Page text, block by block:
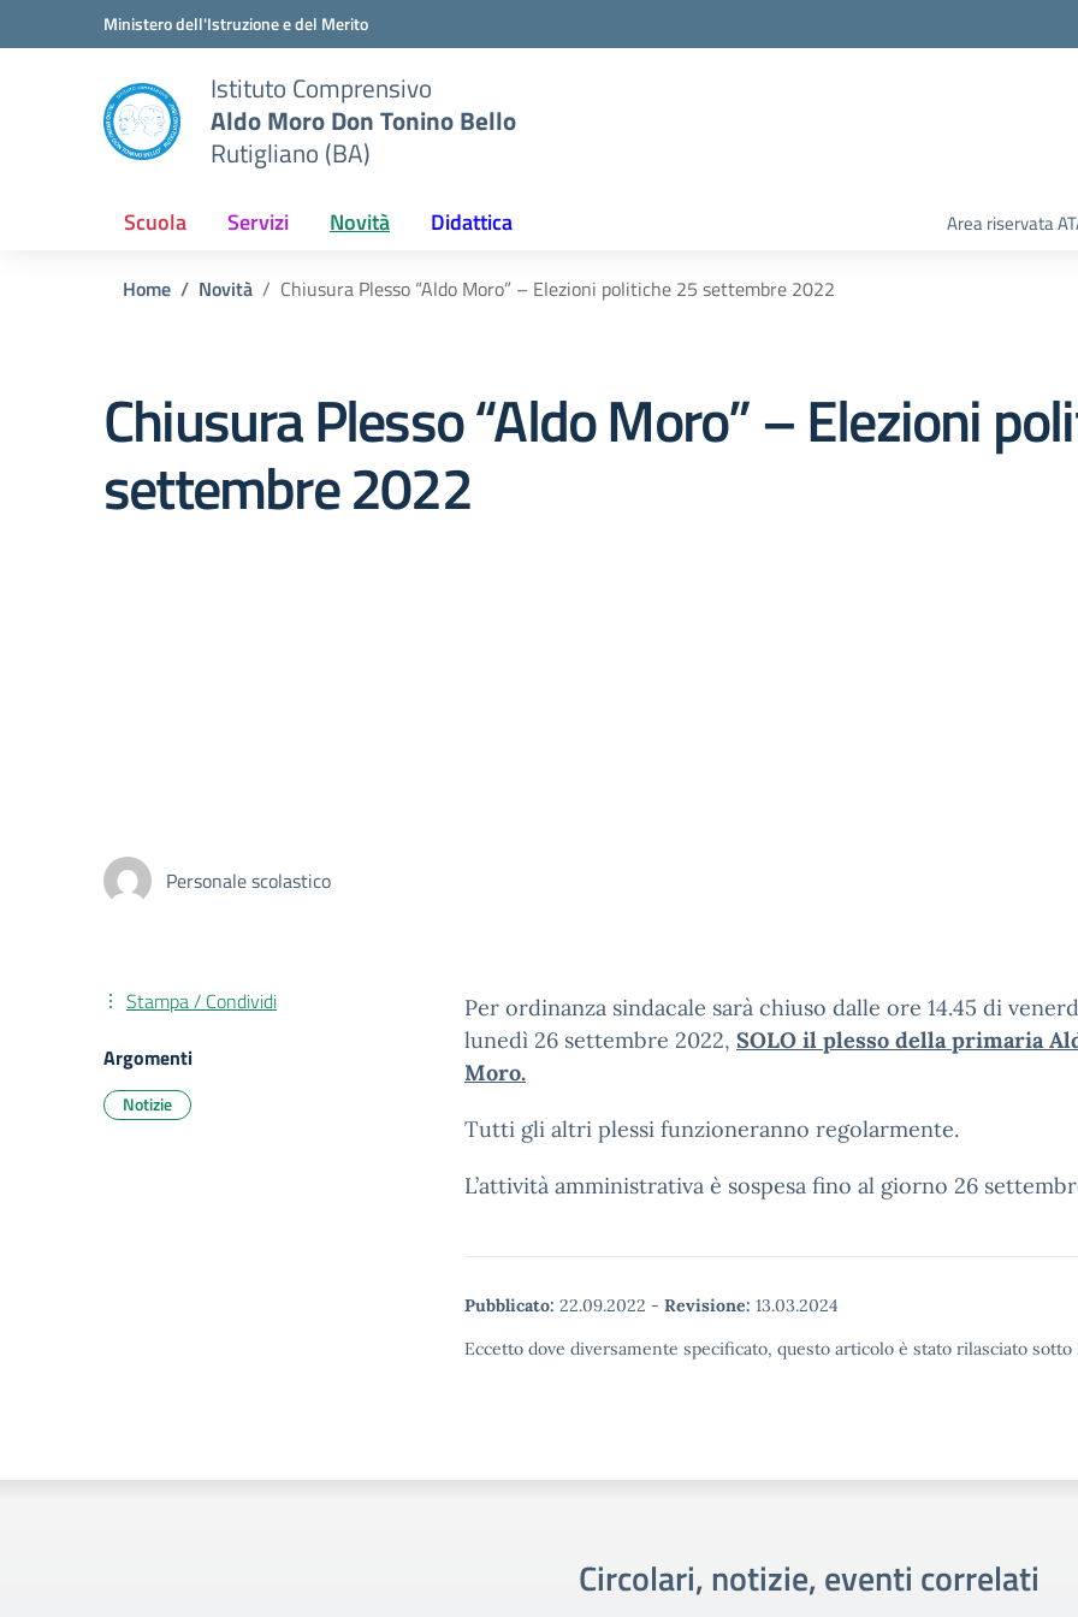
Vai ai contenuti
Vai al menu di navigazioneMinistero dell'Istruzione e del Merito
Istituto Comprensivo
Aldo Moro Don Tonino Bello
Rutigliano (BA)
Scuola Servizi Novità Didattica Area riservata
Home Novità Chiusura Plesso “Aldo Moro” – Elezioni politiche 25 settembre 2022
Chiusura Plesso “Aldo Moro” – Elezioni
settembre 2022
Personale scolastico
Per ordinanza sindacale sarà chiuso dalle ore 14.45 di
lunedì 26 settembre 2022, SOLO il plesso della primaria
Moro.
Tutti gli altri plessi funzioneranno regolarmente.
L’attività amministrativa è sospesa fino al giorno 26
Pubblicato: 22.09.2022 - Revisione: 13.03.2024
Eccetto dove diversamente specificato, questo articolo è stato rilasciato
Stampa / Condividi
Argomenti
Notizie
Circolari, notizie, eventi correlati